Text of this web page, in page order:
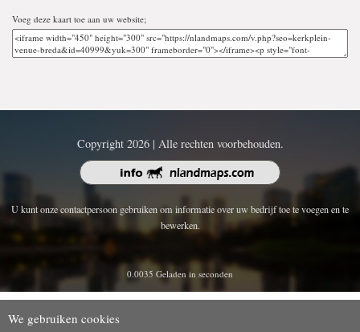
Voeg deze kaart toe aan uw website;
Copyright 2026 | Alle rechten voorbehouden.
U kunt onze contactpersoon gebruiken om informatie over uw bedrijf toe te voegen en te
bewerken.
0.0035 Geladen in seconden
We gebruiken cookies